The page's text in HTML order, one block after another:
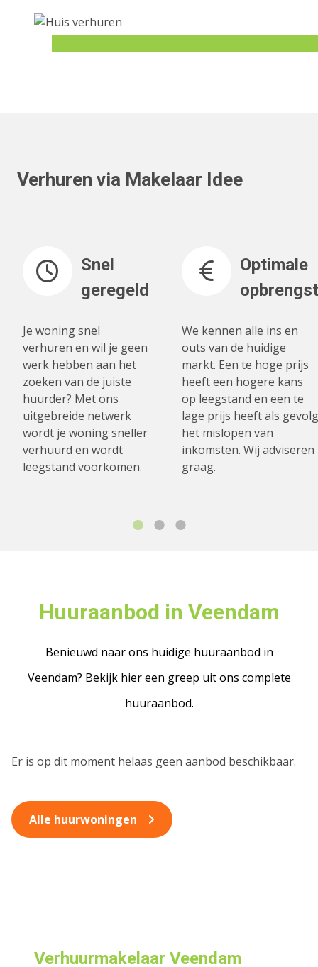
Verhuren via Makelaar Idee
Snel
geregeld
Je woning snel
verhuren en wil je geen
werk hebben aan het
zoeken van de juiste
huurder? Met ons
uitgebreide netwerk
wordt je woning sneller
verhuurd en wordt
leegstand voorkomen.
Optimale
opbrengst
We kennen alle ins en
outs van de huidige
markt. Een te hoge prijs
heeft een hogere kans
op leegstand en een te
lage prijs heeft als gevolg
het mislopen van
inkomsten. Wij adviseren
graag.
Huuraanbod in Veendam
Benieuwd naar ons huidige huuraanbod in
Veendam? Bekijk hier een greep uit ons complete
huuraanbod.
Er is op dit moment helaas geen aanbod beschikbaar.
Alle huurwoningen
Verhuurmakelaar Veendam